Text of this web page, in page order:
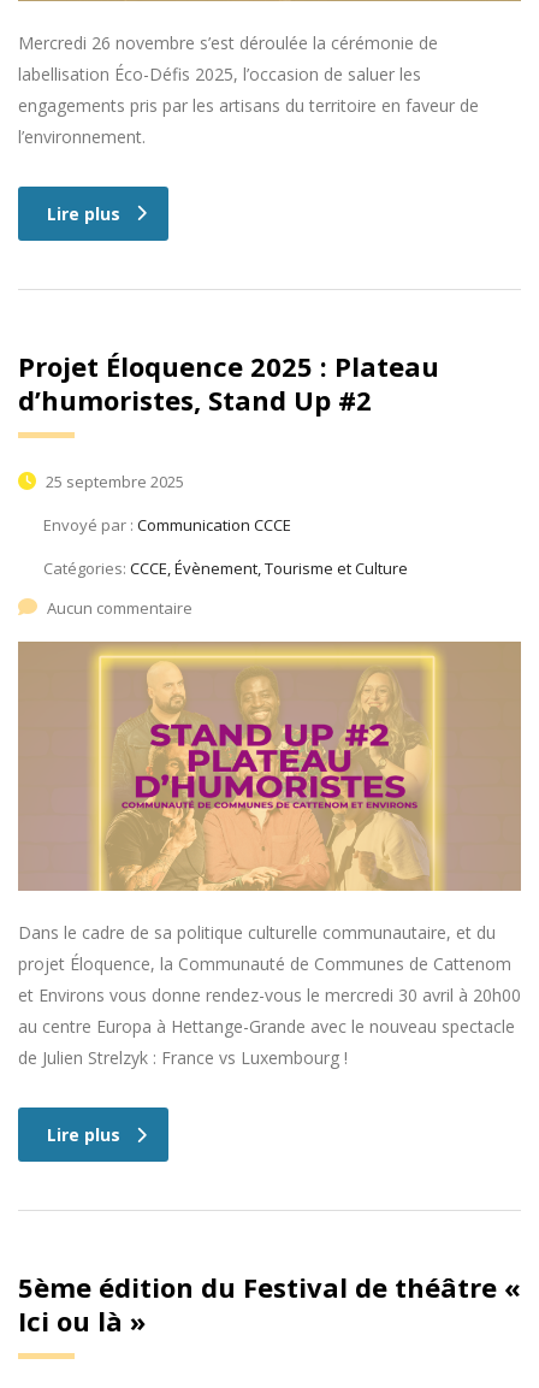
Mercredi 26 novembre s’est déroulée la cérémonie de
labellisation Éco-Défis 2025, l’occasion de saluer les
engagements pris par les artisans du territoire en faveur de
l’environnement.
Lire plus
Projet Éloquence 2025 : Plateau
d’humoristes, Stand Up #2
25 septembre 2025
Envoyé par : Communication CCCE
Catégories: CCCE, Évènement, Tourisme et Culture
Aucun commentaire
Dans le cadre de sa politique culturelle communautaire, et du
projet Éloquence, la Communauté de Communes de Cattenom
et Environs vous donne rendez-vous le mercredi 30 avril à 20h00
au centre Europa à Hettange-Grande avec le nouveau spectacle
de Julien Strelzyk : France vs Luxembourg !
Lire plus
5ème édition du Festival de théâtre «
Ici ou là »